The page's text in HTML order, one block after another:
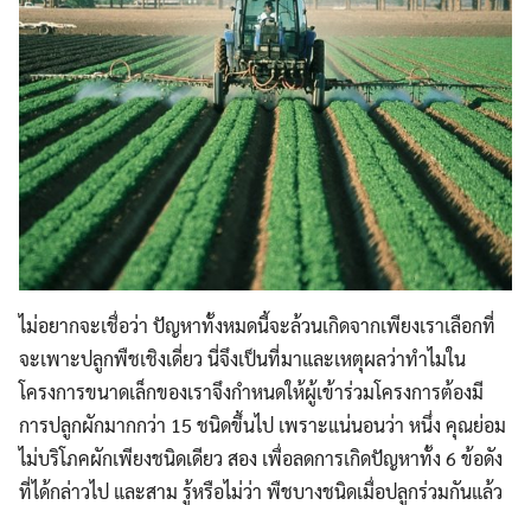
ไม่อยากจะเชื่อว่า ปัญหาทั้งหมดนี้จะล้วนเกิดจากเพียงเราเลือกที่
จะเพาะปลูกพืชเชิงเดี่ยว นี่จึงเป็นที่มาและเหตุผลว่าทำไมใน
โครงการขนาดเล็กของเราจึงกำหนดให้ผู้เข้าร่วมโครงการต้องมี
การปลูกผักมากกว่า 15 ชนิดขึ้นไป เพราะแน่นอนว่า หนึ่ง คุณย่อม
ไม่บริโภคผักเพียงชนิดเดียว สอง เพื่อลดการเกิดปัญหาทั้ง 6 ข้อดัง
ที่ได้กล่าวไป และสาม รู้หรือไม่ว่า พืชบางชนิดเมื่อปลูกร่วมกันแล้ว